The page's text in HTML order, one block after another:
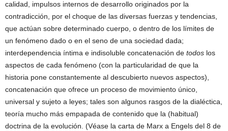
calidad, impulsos internos de desarrollo originados por la
contradicción, por el choque de las diversas fuerzas y tendencias,
que actúan sobre determinado cuerpo, o dentro de los límites de
un fenómeno dado o en el seno de una sociedad dada;
interdependencia íntima e indisoluble concatenación de todos los
aspectos de cada fenómeno (con la particularidad de que la
historia pone constantemente al descubierto nuevos aspectos),
concatenación que ofrece un proceso de movimiento único,
universal y sujeto a leyes; tales son algunos rasgos de la dialéctica,
teoría mucho más empapada de contenido que la (habitual)
doctrina de la evolución. (Véase la carta de Marx a Engels del 8 de